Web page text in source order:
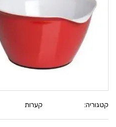
קטגוריה: קערות